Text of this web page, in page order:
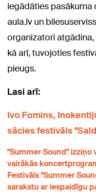
iegādāties pasākuma
aula.lv un
organizatori
kā arī, tuvojoties
pieugs.
Lasi arī:
Ivo Fomins,
sācies festivāls
"Summer Sound" izziņo
vairākās
Festivāls "Summer
sarakstu ar iespaidīgu